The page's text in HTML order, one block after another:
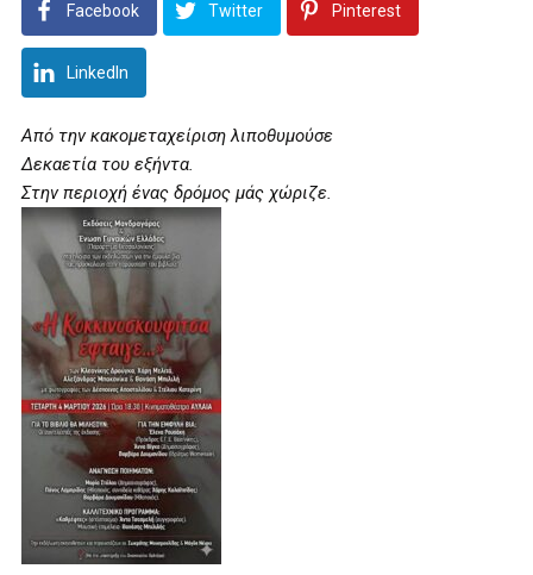
Facebook Twitter Pinterest
LinkedIn
Από την κακομεταχείριση λιποθυμούσε
Δεκαετία του εξήντα.
Στην περιοχή ένας δρόμος μάς χώριζε.